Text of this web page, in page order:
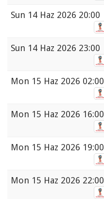
Sun 14 Haz 2026 20:00
Sun 14 Haz 2026 23:00
Mon 15 Haz 2026 02:00
Mon 15 Haz 2026 16:00
Mon 15 Haz 2026 19:00
Mon 15 Haz 2026 22:00